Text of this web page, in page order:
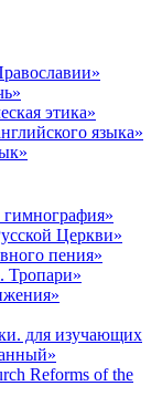
этика»
языка»
Церкви»
пения»
Тропари»
для изучающих
Reforms of the